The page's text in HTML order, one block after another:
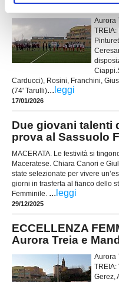
l'Aurora Treia
Aurora
TREIA:
Carducci), Rosini, Franchini,
(74' Tarulli)... leggi
17/01/2026
Due giovani talenti
prova al Sassuolo
MACERATA. Le festività si
Maceratese. Chiara Canori e
state selezionate per vivere
giorni in trasferta al fianco dello
Femminile. ... leggi
29/12/2025
ECCELLENZA
Aurora Treia e
Aurora
TREIA:
Gerez,